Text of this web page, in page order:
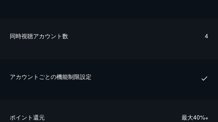
同時視聴アカウント数 4
アカウントごとの機能制限設定
ポイント還元 最⼤40%※